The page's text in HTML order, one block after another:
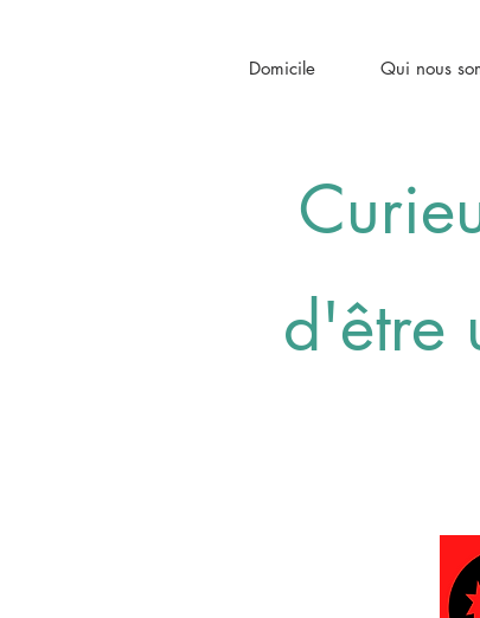
Domicile Qui nous
d'être